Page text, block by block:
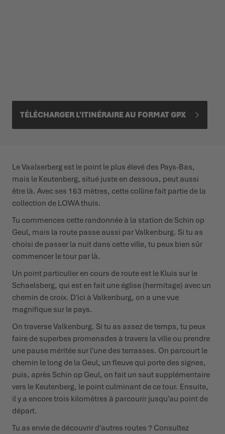
TÉLÉCHARGER L'ITINÉRAIRE AU FORMAT GPX
Le Vaalserberg est le point le plus élevé des Pays-Bas,
mais le Keutenberg, situé juste en dessous, peut aussi
être là. Avec ses 163 mètres, cette colline fait partie de la
collection de LOWA thuis.
Tu commences cette randonnée à la station de Schin op
Geul, mais la route passe aussi par Valkenburg. Si tu as
choisi de passer la nuit dans cette ville, tu peux bien sûr
commencer le tour par là.
Un point particulier en cours de route est le Kluis sur le
Schaelsberg, qui est en fait une église (hermitage) avec un
chemin de croix. D'ici à Valkenburg, on a une vue
magnifique sur le pays.
On traverse Valkenburg. Si tu as assez de temps, tu peux
faire de superbes promenades à travers la ville ou prendre
une pause méritée sur l'une des terrasses. On parcourt le
chemin le long de la Geul, un fleuve qui porte des signes,
puis, après Schin op Geul, on fait un saut supplémentaire
vers le Keutenberg, le point culminant de ce tour. Ensuite,
il y a encore trois kilomètres à parcourir jusqu'au point de
départ.
Tu as envie de découvrir d'autres routes ? Consultez